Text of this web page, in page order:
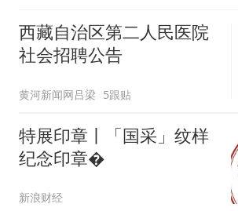
西藏自治区第二人民医院
社会招聘公告
黄河新闻网吕梁 5跟贴
特展印章丨「国采」纹样
纪念印章�
新浪财经